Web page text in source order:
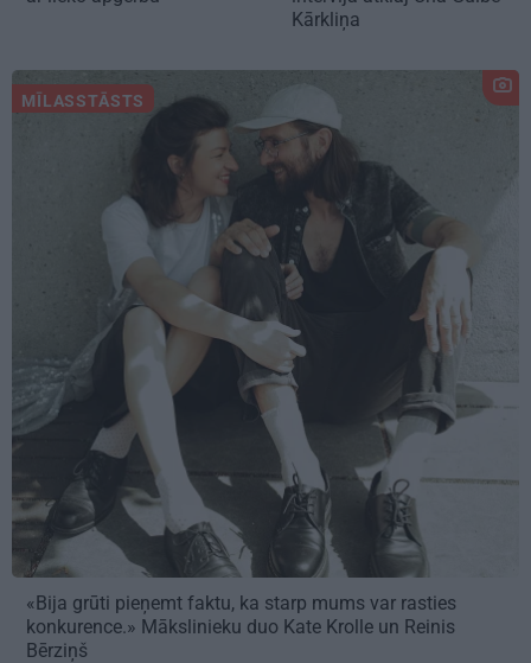
Kārkliņa
MĪLASSTĀSTS
«Bija grūti pieņemt faktu, ka starp mums var rasties
konkurence.» Mākslinieku duo Kate Krolle un Reinis
Bērziņš